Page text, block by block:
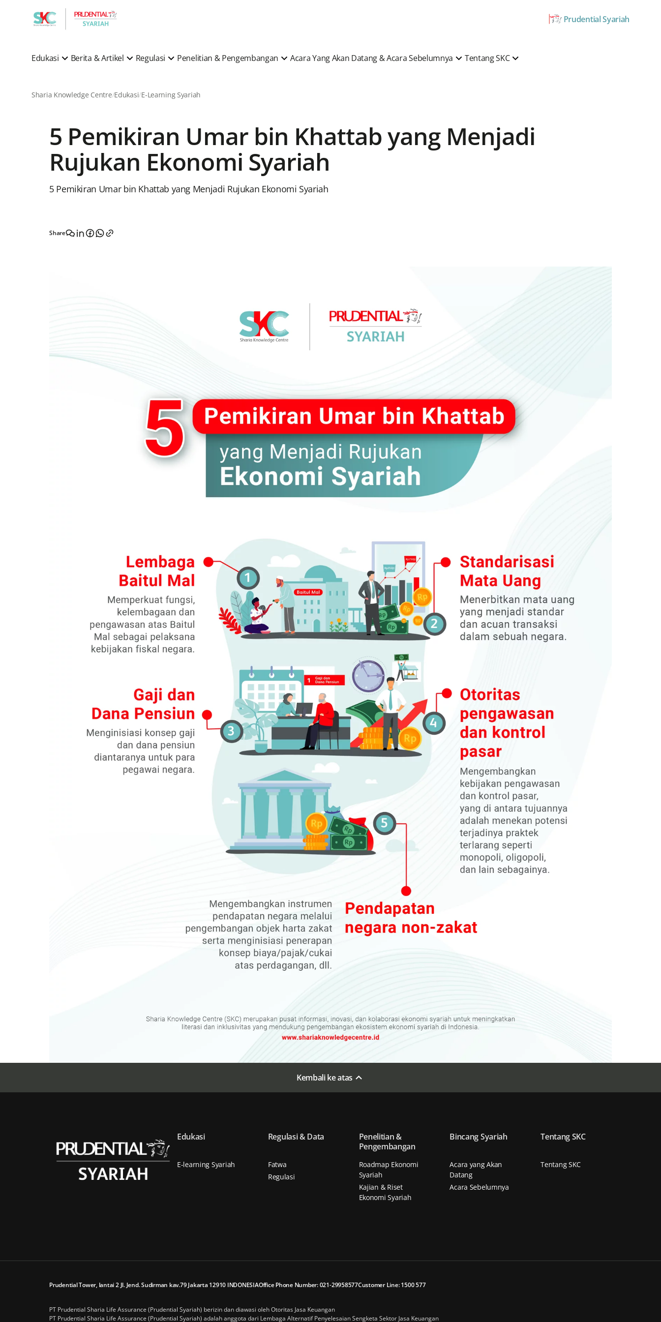
Prudential Syariah
Edukasi Berita & Artikel Regulasi Penelitian & Pengembangan Acara Yang Akan Datang & Acara Sebelumnya Tentang SKC
Sharia Knowledge Centre Edukasi E-Learning Syariah
5 Pemikiran Umar bin Khattab yang Menjadi
Rujukan Ekonomi Syariah
5 Pemikiran Umar bin Khattab yang Menjadi Rujukan Ekonomi Syariah
Share
Kembali ke atas
Edukasi
E-learning Syariah
Regulasi & Data
Fatwa
Regulasi
Penelitian &
Pengembangan
Roadmap Ekonomi
Syariah
Kajian & Riset
Ekonomi Syariah
Bincang Syariah
Acara yang Akan
Datang
Acara Sebelumnya
Tentang SKC
Tentang SKC
Prudential Tower, lantai 2 Jl. Jend. Sudirman kav.79 Jakarta 12910 INDONESIAOffice Phone Number: 021-29958577Customer Line: 1500 577
PT Prudential Sharia Life Assurance (Prudential Syariah) berizin dan diawasi oleh Otoritas Jasa Keuangan
PT Prudential Sharia Life Assurance (Prudential Syariah) adalah anggota dari Lembaga Alternatif Penyelesaian Sengketa Sektor Jasa Keuangan